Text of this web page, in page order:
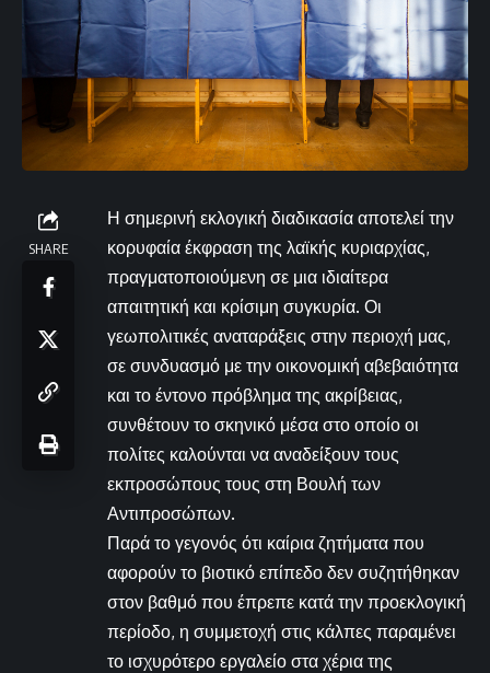
SHARE
Η σημερινή εκλογική διαδικασία αποτελεί την
κορυφαία έκφραση της λαϊκής κυριαρχίας,
πραγματοποιούμενη σε μια ιδιαίτερα
απαιτητική και κρίσιμη συγκυρία. Οι
γεωπολιτικές αναταράξεις στην περιοχή μας,
σε συνδυασμό με την οικονομική αβεβαιότητα
και το έντονο πρόβλημα της ακρίβειας,
συνθέτουν το σκηνικό μέσα στο οποίο οι
πολίτες καλούνται να αναδείξουν τους
εκπροσώπους τους στη Βουλή των
Αντιπροσώπων.
Παρά το γεγονός ότι καίρια ζητήματα που
αφορούν το βιοτικό επίπεδο δεν συζητήθηκαν
στον βαθμό που έπρεπε κατά την προεκλογική
περίοδο, η συμμετοχή στις κάλπες παραμένει
το ισχυρότερο εργαλείο στα χέρια της